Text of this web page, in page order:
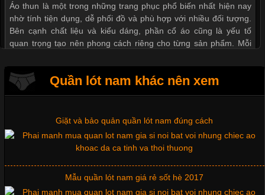
Áo thun là một trong những trang phục phổ biến nhất hiện nay
nhờ tính tiện dụng, dễ phối đồ và phù hợp với nhiều đối tượng.
Bên cạnh chất liệu và kiểu dáng, phần cổ áo cũng là yếu tố
quan trọng tạo nên phong cách riêng cho từng sản phẩm. Mỗi
Những Mẫu Áo Thun Đồng Phục Công Ty Được Ưa
Chuộng Hiện Nay
Cập nhật 2026-06-01 14:23:34
Trong môi trường kinh doanh hiện đại, việc xây dựng hình ảnh
Quần lót nam khác nên xem
Thị hiều quần lót nam bơi lội nam và nữ 2017
Giặt và bảo quản quần lót nam đúng cách
Mẫu quần lót nam giá rẻ sốt hè 2017